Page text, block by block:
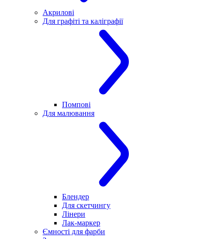
Акрилові
Для графіті та каліграфії
Помпові
Для малювання
Блендер
Для скетчингу
Лінери
Лак-маркер
Ємності для фарби